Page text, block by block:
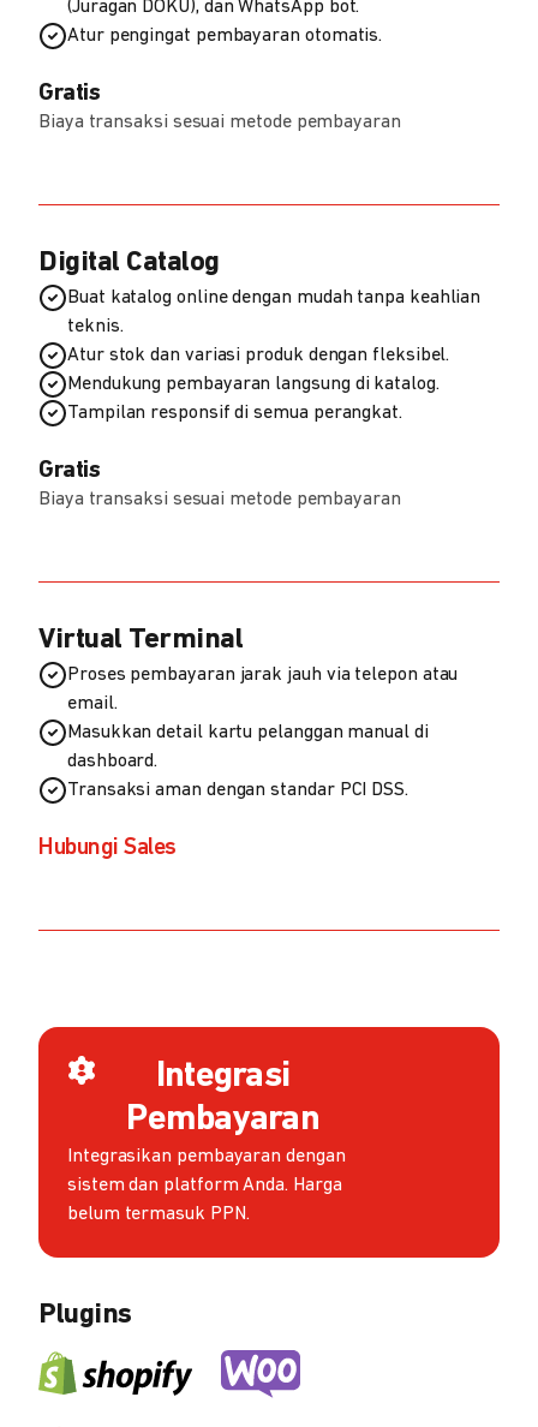
(Juragan DOKU), dan WhatsApp bot.
Atur pengingat pembayaran otomatis.
Gratis
Biaya transaksi sesuai metode pembayaran
Digital Catalog
Buat katalog online dengan mudah tanpa keahlian
teknis.
Atur stok dan variasi produk dengan fleksibel.
Mendukung pembayaran langsung di katalog.
Tampilan responsif di semua perangkat.
Gratis
Biaya transaksi sesuai metode pembayaran
Virtual Terminal
Proses pembayaran jarak jauh via telepon atau
email.
Masukkan detail kartu pelanggan manual di
dashboard.
Transaksi aman dengan standar PCI DSS.
Hubungi Sales
Integrasi
Pembayaran
Integrasikan pembayaran dengan
sistem dan platform Anda. Harga
belum termasuk PPN.
Plugins